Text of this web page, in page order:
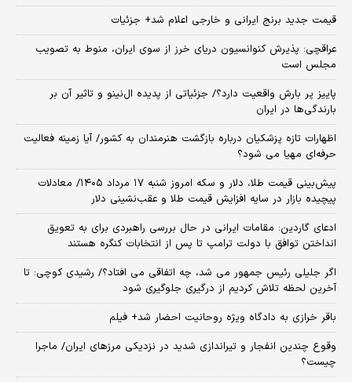
قیمت جدید برنج ایرانی و خارجی اعلام شد+ جزئیات
عراقچی: پذیرش کنوانسیون دریای خرز از سوی ایران، منوط به تصویب
مجلس است
پاییز پر بارش واقعیت دارد؟/ جزئیاتی از پدیده ال‌نینو و تاثیر آن بر
بارندگی‌ها در ایران
اظهارات تازه پزشکیان درباره بازگشت هنرمندان به کشور/ آیا زمینه فعالیت
حرفه‌ای مهیا می شود؟
پیش‌بینی قیمت طلا، دلار و سکه امروز شنبه ۱۷ مرداد ۱۴۰۵/ معادلات
پیچیده بازار در سایه افزایش قیمت طلا و عقب‌نشینی دلار
ادعای گاردین: مقامات ایرانی در حال بررسی راهبردی برای به تعویق
انداختن توافق با دولت ترامپ تا پس از انتخابات کنگره هستند
اگر جلیلی رئیس جمهور می شد، چه اتفاقی می افتاد؟/ رشیدی کوچی: تا
آخرین لحظه تلاش کردیم از درگیری جلوگیری شود
باقر خرازی به دادگاه ویژه روحانیت احضار شد+ فیلم
وقوع چندین انفجار و تیراندازی شدید در نزدیکی مرز‌های ایران/ ماجرا
چیست؟